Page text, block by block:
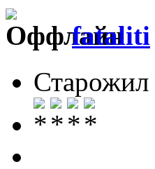
fataliti
Старожил